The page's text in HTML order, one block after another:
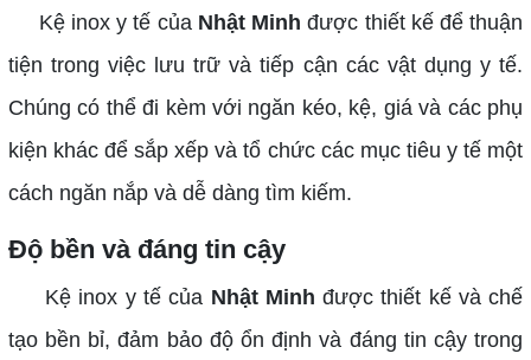
Kệ inox y tế của Nhật Minh được thiết kế để thuận
tiện trong việc lưu trữ và tiếp cận các vật dụng y tế.
Chúng có thể đi kèm với ngăn kéo, kệ, giá và các phụ
kiện khác để sắp xếp và tổ chức các mục tiêu y tế một
cách ngăn nắp và dễ dàng tìm kiếm.
Độ bền và đáng tin cậy
Kệ inox y tế của Nhật Minh được thiết kế và chế
tạo bền bỉ, đảm bảo độ ổn định và đáng tin cậy trong